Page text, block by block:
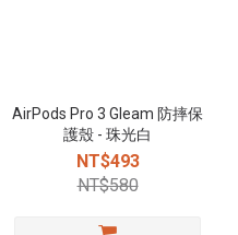
AirPods Pro 3 Gleam 防摔保
護殼 - 珠光白
NT$493
NT$580